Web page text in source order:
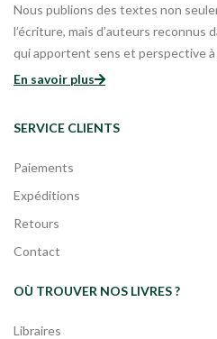
Nous publions des textes non
l’écriture, mais d’auteurs reconnus
qui apportent sens et perspective
En savoir plus
SERVICE CLIENTS
Paiements
Expéditions
Retours
Contact
OÙ TROUVER NOS LIVRES ?
Libraires